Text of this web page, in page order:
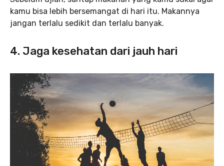
kamu bisa lebih bersemangat di hari itu. Makannya
jangan terlalu sedikit dan terlalu banyak.
4. Jaga kesehatan dari jauh hari